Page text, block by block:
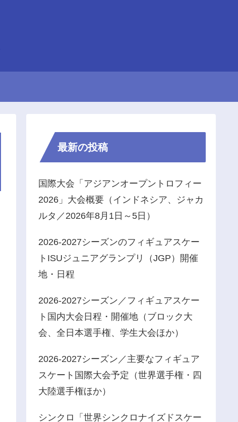
最新の投稿
国際大会「アジアンオープントロフィー
2026」大会概要（インドネシア、ジャカ
ルタ／2026年8月1日～5日）
2026-2027シーズンのフィギュアスケー
トISUジュニアグランプリ（JGP）開催
地・日程
2026-2027シーズン／フィギュアスケー
ト国内大会日程・開催地（ブロック大
会、全日本選手権、学生大会ほか）
2026-2027シーズン／主要なフィギュア
スケート国際大会予定（世界選手権・四
大陸選手権ほか）
シンクロ「世界シンクロナイズドスケー